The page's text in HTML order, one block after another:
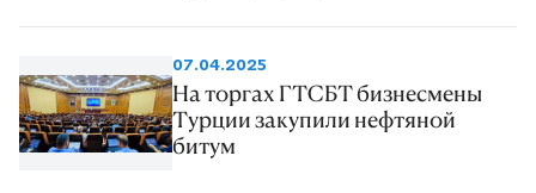
07.04.2025
На торгах ГТСБТ бизнесмены
Турции закупили нефтяной
битум